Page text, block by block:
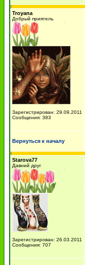
Troyana
Добрый приятель
Зарегистрирован: 29.09.2011
Сообщения: 383
Вернуться к началу
Starova77
Давний друг
Зарегистрирован: 26.03.2011
Сообщения: 707